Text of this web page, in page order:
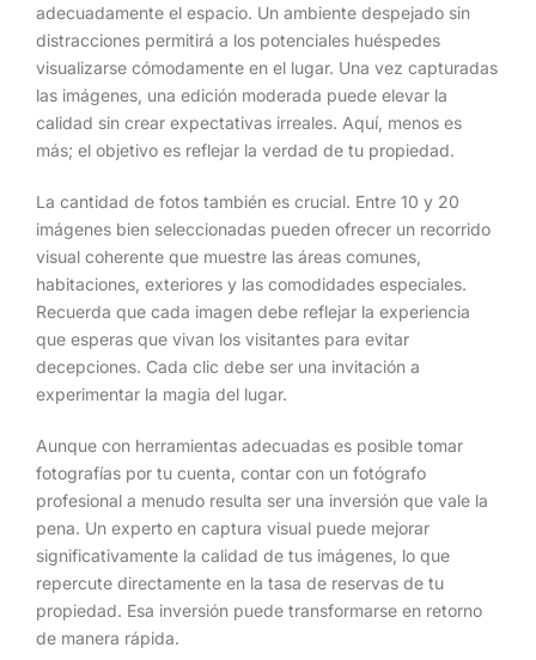
adecuadamente el espacio. Un ambiente despejado sin
distracciones permitirá a los potenciales huéspedes
visualizarse cómodamente en el lugar. Una vez capturadas
las imágenes, una edición moderada puede elevar la
calidad sin crear expectativas irreales. Aquí, menos es
más; el objetivo es reflejar la verdad de tu propiedad.
La cantidad de fotos también es crucial. Entre 10 y 20
imágenes bien seleccionadas pueden ofrecer un recorrido
visual coherente que muestre las áreas comunes,
habitaciones, exteriores y las comodidades especiales.
Recuerda que cada imagen debe reflejar la experiencia
que esperas que vivan los visitantes para evitar
decepciones. Cada clic debe ser una invitación a
experimentar la magia del lugar.
Aunque con herramientas adecuadas es posible tomar
fotografías por tu cuenta, contar con un fotógrafo
profesional a menudo resulta ser una inversión que vale la
pena. Un experto en captura visual puede mejorar
significativamente la calidad de tus imágenes, lo que
repercute directamente en la tasa de reservas de tu
propiedad. Esa inversión puede transformarse en retorno
de manera rápida.